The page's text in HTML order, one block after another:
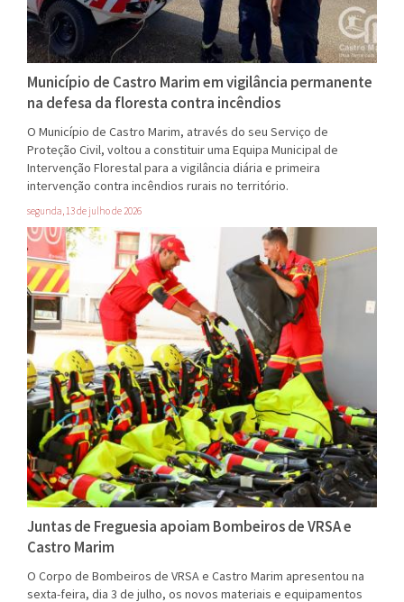
Município de Castro Marim em vigilância permanente
na defesa da floresta contra incêndios
O Município de Castro Marim, através do seu Serviço de
Proteção Civil, voltou a constituir uma Equipa Municipal de
Intervenção Florestal para a vigilância diária e primeira
intervenção contra incêndios rurais no território.
segunda, 13 de julho de 2026
Juntas de Freguesia apoiam Bombeiros de VRSA e
Castro Marim
O Corpo de Bombeiros de VRSA e Castro Marim apresentou na
sexta-feira, dia 3 de julho, os novos materiais e equipamentos